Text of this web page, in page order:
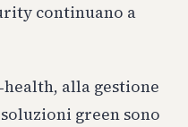
continuano a
alla gestione
green sono